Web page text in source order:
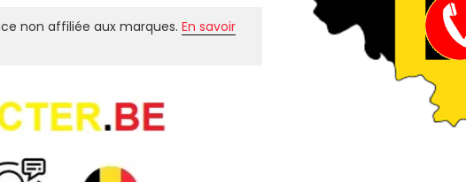
non affiliée aux marques. En savoir